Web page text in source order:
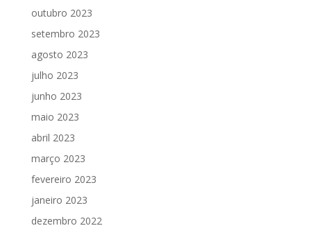
outubro 2023
setembro 2023
agosto 2023
julho 2023
junho 2023
maio 2023
abril 2023
março 2023
fevereiro 2023
janeiro 2023
dezembro 2022